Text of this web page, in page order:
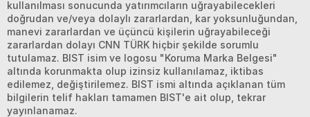
kullanılması sonucunda yatırımcıların uğrayabilecekleri
doğrudan ve/veya dolaylı zararlardan, kar yoksunluğundan,
manevi zararlardan ve üçüncü kişilerin uğrayabileceği
zararlardan dolayı CNN TÜRK hiçbir şekilde sorumlu
tutulamaz. BIST isim ve logosu "Koruma Marka Belgesi"
altında korunmakta olup izinsiz kullanılamaz, iktibas
edilemez, değiştirilemez. BIST ismi altında açıklanan tüm
bilgilerin telif hakları tamamen BIST'e ait olup, tekrar
yayınlanamaz.